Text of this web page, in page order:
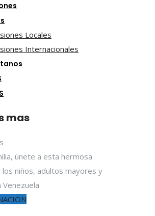
Locales
Internacionales
mas
únete a esta hermosa
los niños, adultos mayores y